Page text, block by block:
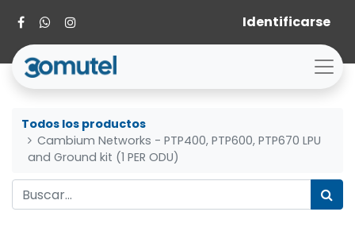
Identificarse
Todos los productos
Cambium Networks - PTP400, PTP600, PTP670 LPU
and Ground kit (1 PER ODU)